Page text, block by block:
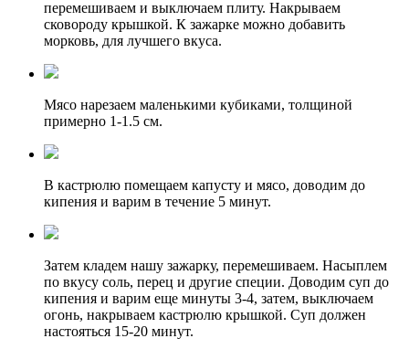
перемешиваем и выключаем плиту. Накрываем
сковороду крышкой. К зажарке можно добавить
морковь, для лучшего вкуса.
Мясо нарезаем маленькими кубиками, толщиной
примерно 1-1.5 см.
В кастрюлю помещаем капусту и мясо, доводим до
кипения и варим в течение 5 минут.
Затем кладем нашу зажарку, перемешиваем. Насыплем
по вкусу соль, перец и другие специи. Доводим суп до
кипения и варим еще минуты 3-4, затем, выключаем
огонь, накрываем кастрюлю крышкой. Суп должен
настояться 15-20 минут.